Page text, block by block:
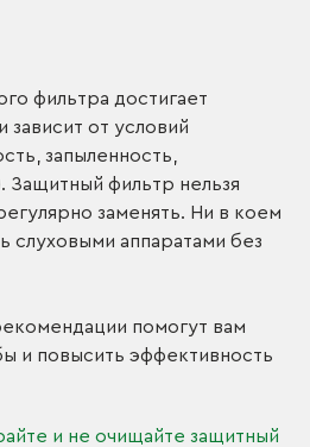
фильтра достигает
зависит от условий
запыленность,
Защитный фильтр нельзя
заменять. Ни в коем
слуховыми аппаратами без
помогут вам
и повысить эффективность
и не очищайте защитный